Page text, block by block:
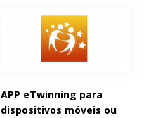
APP eTwinning para
dispositivos móveis ou